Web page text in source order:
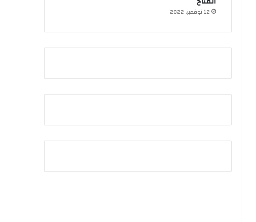
12 نوفمبر, 2022